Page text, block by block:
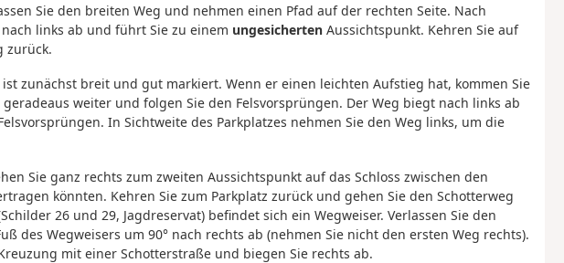
Sie den breiten Weg und nehmen einen Pfad auf der rechten Seite. Nach
links ab und führt Sie zu einem ungesichertenAussichtspunkt. Kehren Sie auf
zurück.
ist zunächst breit und gut markiert. Wenn er einen leichten Aufstieg hat, kommen Sie
weiter und folgen Sie den Felsvorsprüngen. Der Weg biegt nach links ab
In Sichtweite des Parkplatzes nehmen Sie den Weg links, um die
Sie ganz rechts zum zweiten Aussichtspunkt auf das Schloss zwischen den
könnten. Kehren Sie zum Parkplatz zurück und gehen Sie den Schotterweg
26 und 29, Jagdreservat) befindet sich ein Wegweiser. Verlassen Sie den
des Wegweisers um 90° nach rechts ab (nehmen Sie nicht den ersten Weg rechts).
mit einer Schotterstraße und biegen Sie rechts ab.